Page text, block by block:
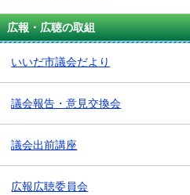
広報・広聴の取組
いいだ市議会だより
議会報告・意見交換会
議会出前講座
広報広聴委員会